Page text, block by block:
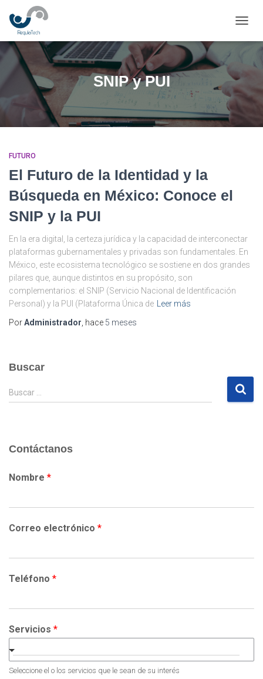
SNIP y PUI
FUTURO
El Futuro de la Identidad y la
Búsqueda en México: Conoce el
SNIP y la PUI
En la era digital, la certeza jurídica y la capacidad de interconectar
plataformas gubernamentales y privadas son fundamentales. En
México, este ecosistema tecnológico se sostiene en dos grandes
pilares que, aunque distintos en su propósito, son
complementarios: el SNIP (Servicio Nacional de Identificación
Personal) y la PUI (Plataforma Única de
Leer más
PorAdministrador , hace 5 meses
Buscar
B
u
r
Buscar …
Contáctanos
Nombre *
Correo electrónico *
Teléfono *
Servicios *
Seleccione el o los servicios que le sean de su interés